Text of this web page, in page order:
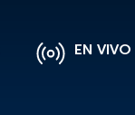
EN VIVO